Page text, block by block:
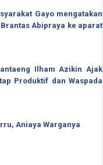
Gayo mengatakan
Abipraya ke aparat
Ilham Azikin Ajak
Produktif dan Waspada
Aniaya Warganya